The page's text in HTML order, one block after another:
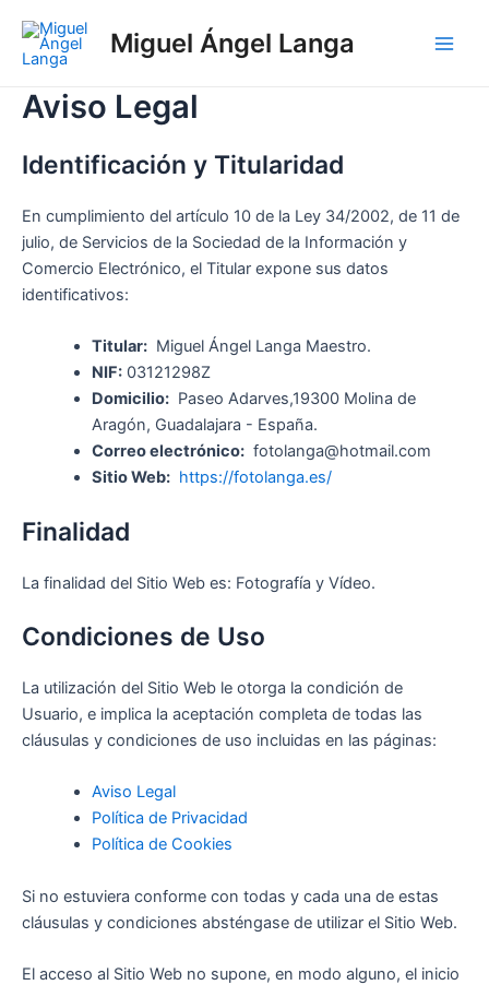
contenido
Miguel Ángel Langa
Aviso Legal
Identificación y Titularidad
En cumplimiento del artículo 10 de la Ley 34/2002, de 11 de
julio, de Servicios de la Sociedad de la Información y
Comercio Electrónico, el Titular expone sus datos
identificativos:
Titular:Miguel Ángel Langa Maestro.
NIF:03121298Z
Domicilio:Paseo Adarves,19300 Molina de
Aragón, Guadalajara - España.
Correo electrónico:fotolanga@hotmail.com
Sitio Web: https://fotolanga.es/
Finalidad
La finalidad del Sitio Web es: Fotografía y Vídeo.
Condiciones de Uso
La utilización del Sitio Web le otorga la condición de
Usuario, e implica la aceptación completa de todas las
cláusulas y condiciones de uso incluidas en las páginas:
Aviso Legal
Política de Privacidad
Política de Cookies
Si no estuviera conforme con todas y cada una de estas
cláusulas y condiciones absténgase de utilizar el Sitio Web.
El acceso al Sitio Web no supone, en modo alguno, el inicio